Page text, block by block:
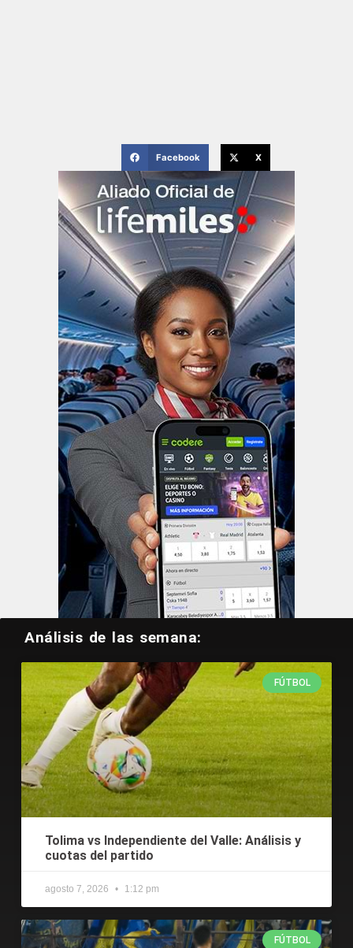
Facebook X
Análisis de las semana:
FÚTBOL
Tolima vs Independiente del Valle: Análisis y
cuotas del partido
agosto 7, 2026 1:12 pm
FÚTBOL